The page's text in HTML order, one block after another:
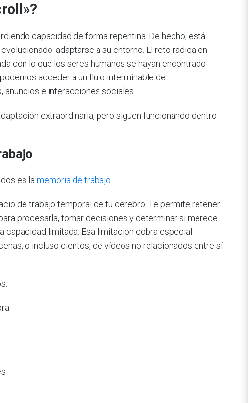
capacidad de forma repentina. De hecho, está
adaptarse a su entorno. El reto radica en
con lo que los seres humanos se hayan encontrado
acceder a un flujo interminable de
anuncios e interacciones sociales.
extraordinaria, pero siguen funcionando dentro
es la memoria de trabajo
de trabajo temporal de tu cerebro. Te permite retener
procesarla, tomar decisiones y determinar si merece
capacidad limitada. Esa limitación cobra especial
o incluso cientos, de vídeos no relacionados entre sí